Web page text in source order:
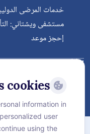
خدمات المرضى
مستشفى ويشتاني:
إحجز موعد
International
Hospital
الخريطة
cookies
information in
user
using the